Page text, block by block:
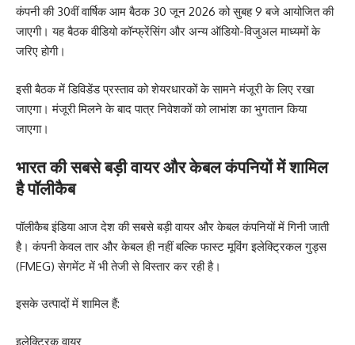
कंपनी की 30वीं वार्षिक आम बैठक 30 जून 2026 को सुबह 9 बजे आयोजित की
जाएगी। यह बैठक वीडियो कॉन्फ्रेंसिंग और अन्य ऑडियो-विजुअल माध्यमों के
जरिए होगी।
इसी बैठक में डिविडेंड प्रस्ताव को शेयरधारकों के सामने मंजूरी के लिए रखा
जाएगा। मंजूरी मिलने के बाद पात्र निवेशकों को लाभांश का भुगतान किया
जाएगा।
भारत की सबसे बड़ी वायर और केबल कंपनियों में शामिल
है पॉलीकैब
पॉलीकैब इंडिया आज देश की सबसे बड़ी वायर और केबल कंपनियों में गिनी जाती
है। कंपनी केवल तार और केबल ही नहीं बल्कि फास्ट मूविंग इलेक्ट्रिकल गुड्स
(FMEG) सेगमेंट में भी तेजी से विस्तार कर रही है।
इसके उत्पादों में शामिल हैं:
इलेक्ट्रिक वायर